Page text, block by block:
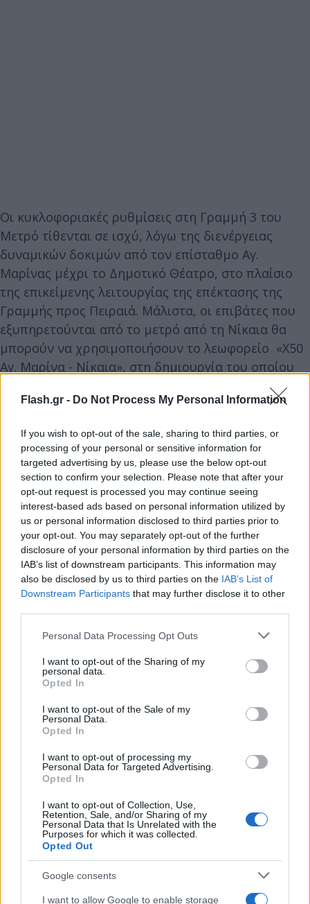
Flash.gr - Do Not Process My Personal Information
If you wish to opt-out of the sale, sharing to third parties, or
processing of your personal or sensitive information for
targeted advertising by us, please use the below opt-out
section to confirm your selection. Please note that after your
opt-out request is processed you may continue seeing
interest-based ads based on personal information utilized by
us or personal information disclosed to third parties prior to
your opt-out. You may separately opt-out of the further
disclosure of your personal information by third parties on the
IAB’s list of downstream participants. This information may
also be disclosed by us to third parties on the IAB’s List of
Downstream Participants that may further disclose it to other
Please note that this website/app uses one or more Google
not limited to your visit or usage behaviour. You may click to
grant or deny consent to Google and its third-party tags to
use your data for below specified purposes in below Google
consent section.
Personal Data Processing Opt Outs
I want to opt-out of the Sharing of my
personal data.
Opted In
I want to opt-out of the Sale of my
Personal Data.
Opted In
I want to opt-out of processing my
Personal Data for Targeted Advertising.
Opted In
I want to opt-out of Collection, Use,
Retention, Sale, and/or Sharing of my
Personal Data that Is Unrelated with the
Purposes for which it was collected.
Opted Out
Google consents
I want to allow Google to enable storage
Οι κυκλοφοριακές ρυθμίσεις στη Γραμμή 3 του
Μετρό τίθενται σε ισχύ, λόγω της διενέργειας
δυναμικών δοκιμών από τον επίσταθμο Αγ.
Μαρίνας μέχρι το Δημοτικό Θέατρο, στο πλαίσιο
της επικείμενης λειτουργίας της επέκτασης της
Γραμμής προς Πειραιά. Μάλιστα, οι επιβάτες που
εξυπηρετούνται από το μετρό από τη Νίκαια θα
μπορούν να χρησιμοποιήσουν το λεωφορείο «Χ50
Αγ. Μαρίνα - Νίκαια», στη δημιουργία του οποίου
προχώρησε ο ΟΑΣΑ ως λεωφορειακή γραμμή.
Η ανακοίνωση της ΣΤΑ.ΣΥ αναφέρει: